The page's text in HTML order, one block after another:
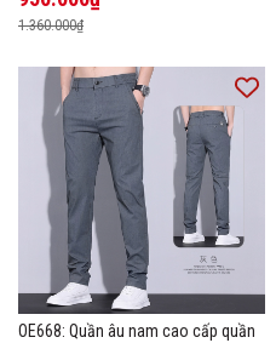
1.360.000₫
OE668: Quần âu nam cao cấp quần